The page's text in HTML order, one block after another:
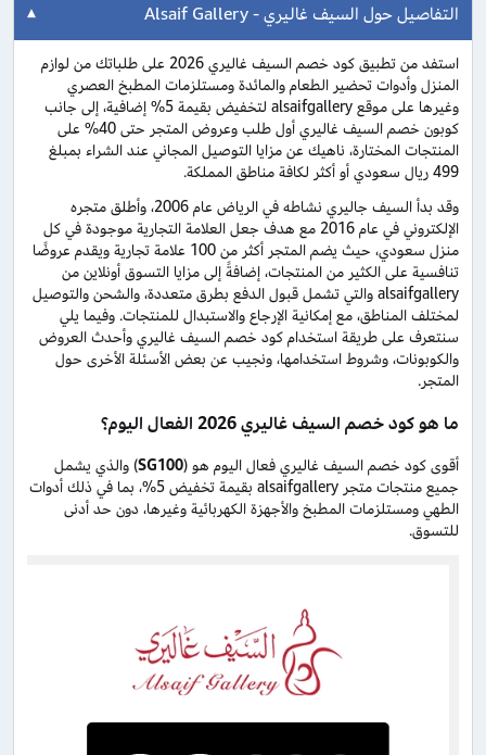
التفاصيل حول السيف غاليري - Alsaif Gallery
استفد من تطبيق كود خصم السيف غاليري 2026 على طلباتك من لوازم
المنزل وأدوات تحضير الطعام والمائدة ومستلزمات المطبخ العصري
وغيرها على موقع alsaifgallery لتخفيض بقيمة 5% إضافية، إلى جانب
كوبون خصم السيف غاليري أول طلب وعروض المتجر حتى 40% على
المنتجات المختارة، ناهيك عن مزايا التوصيل المجاني عند الشراء بمبلغ
499 ريال سعودي أو أكثر لكافة مناطق المملكة.
وقد بدأ السيف جاليري نشاطه في الرياض عام 2006، وأطلق متجره
الإلكتروني في عام 2016 مع هدف جعل العلامة التجارية موجودة في كل
منزل سعودي، حيث يضم المتجر أكثر من 100 علامة تجارية ويقدم عروضًا
تنافسية على الكثير من المنتجات، إضافةً إلى مزايا التسوق أونلاين من
alsaifgallery والتي تشمل قبول الدفع بطرق متعددة، والشحن والتوصيل
لمختلف المناطق، مع إمكانية الإرجاع والاستبدال للمنتجات. وفيما يلي
سنتعرف على طريقة استخدام كود خصم السيف غاليري وأحدث العروض
والكوبونات، وشروط استخدامها، ونجيب عن بعض الأسئلة الأخرى حول
المتجر.
ما هو كود خصم السيف غاليري 2026 الفعال اليوم؟
أقوى كود خصم السيف غاليري فعال اليوم هو (SG100) والذي يشمل
جميع منتجات متجر alsaifgallery بقيمة تخفيض 5%، بما في ذلك أدوات
الطهي ومستلزمات المطبخ والأجهزة الكهربائية وغيرها، دون حد أدنى
للتسوق.